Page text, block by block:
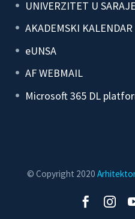
UNIVERZITET U
AKADEMSKI
eUNSA
AF WEBMAIL
Microsoft 365 DL
© Copyright 2020